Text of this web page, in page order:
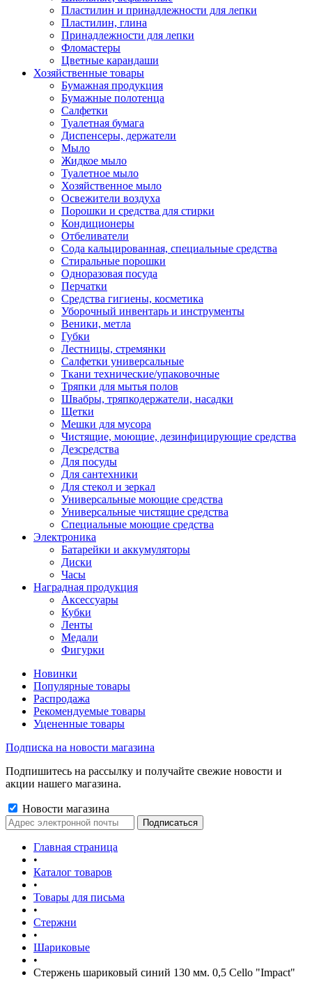
Пластилин и принадлежности для лепки
Пластилин, глина
Принадлежности для лепки
Фломастеры
Цветные карандаши
Хозяйственные товары
Бумажная продукция
Бумажные полотенца
Салфетки
Туалетная бумага
Диспенсеры, держатели
Мыло
Жидкое мыло
Туалетное мыло
Хозяйственное мыло
Освежители воздуха
Порошки и средства для стирки
Кондиционеры
Отбеливатели
Сода кальцированная, специальные средства
Стиральные порошки
Одноразовая посуда
Перчатки
Средства гигиены, косметика
Уборочный инвентарь и инструменты
Веники, метла
Губки
Лестницы, стремянки
Салфетки универсальные
Ткани технические/упаковочные
Тряпки для мытья полов
Швабры, тряпкодержатели, насадки
Щетки
Мешки для мусора
Чистящие, моющие, дезинфицирующие средства
Дезсредства
Для посуды
Для сантехники
Для стекол и зеркал
Универсальные моющие средства
Универсальные чистящие средства
Специальные моющие средства
Электроника
Батарейки и аккумуляторы
Диски
Часы
Наградная продукция
Аксессуары
Кубки
Ленты
Медали
Фигурки
Новинки
Популярные товары
Распродажа
Рекомендуемые товары
Уцененные товары
Подписка на новости магазина
Подпишитесь на рассылку и получайте свежие новости и
акции нашего магазина.
Новости магазина
Главная страница
•
Каталог товаров
•
Товары для письма
•
Стержни
•
Шариковые
•
Стержень шариковый синий 130 мм. 0,5 Cello "Impact"